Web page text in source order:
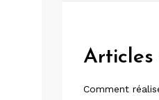
Articles
Comment